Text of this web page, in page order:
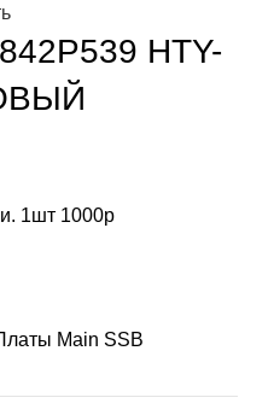
HTY-
1шт 1000р
Main SSB